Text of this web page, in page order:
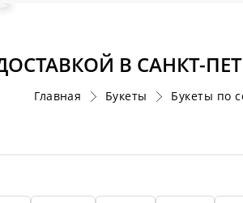
В САНКТ-
Главная Букеты Букеты по